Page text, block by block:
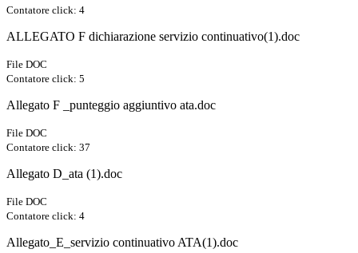
Contatore click: 4
ALLEGATO F dichiarazione servizio continuativo(1).doc
File DOC
Contatore click: 5
Allegato F _punteggio aggiuntivo ata.doc
File DOC
Contatore click: 37
Allegato D_ata (1).doc
File DOC
Contatore click: 4
Allegato_E_servizio continuativo ATA(1).doc